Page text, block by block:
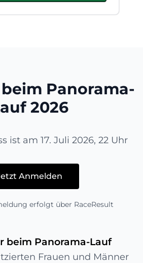
Panorama-
2026
ist am 17. Juli 2026, 22 Uhr
Anmelden
erfolgt über RaceResult
beim Panorama-Lauf
Frauen und Männer